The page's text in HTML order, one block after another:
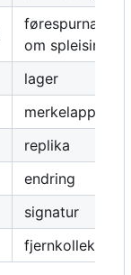
førespurnad
om spleising
lager
merkelapp
replika
endring
signatur
fjernkolleksjon